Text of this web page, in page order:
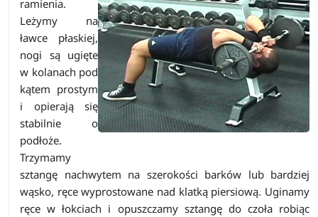
ramienia.
Leżymy na
ławce płaskiej,
nogi są ugięte
w kolanach pod
kątem prostym
i opierają się
stabilnie o
podłoże.
Trzymamy
sztangę nachwytem na szerokości barków lub bardziej
wąsko, ręce wyprostowane nad klatką piersiową. Uginamy
ręce w łokciach i opuszczamy sztangę do czoła robiąc